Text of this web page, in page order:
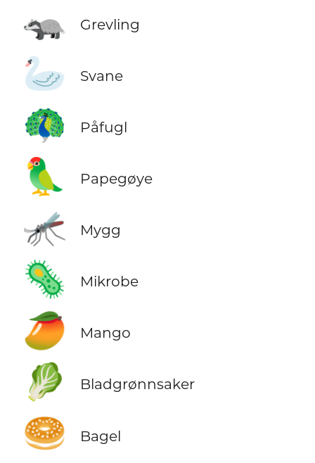
🦡 Grevling
🦢 Svane
🦚 Påfugl
🦜 Papegøye
🦟 Mygg
🦠 Mikrobe
🥭 Mango
🥬 Bladgrønnsaker
🥯 Bagel